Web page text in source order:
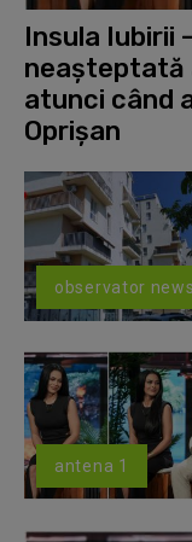
Insula Iubirii
neașteptată
atunci când
Oprișan
observator news
antena 1